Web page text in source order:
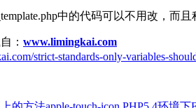
中的代码可以不用改，而
： www.limingkai.com
strict-standards-only-variables-